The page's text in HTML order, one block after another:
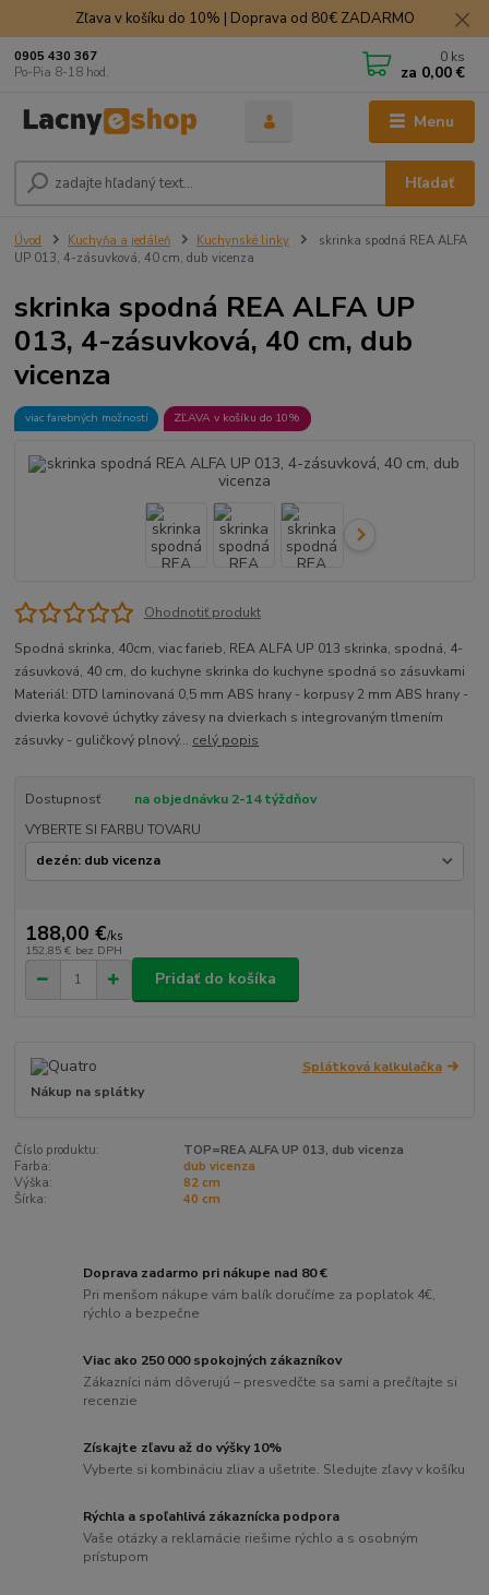
Zľava v košíku do 10% | Doprava od 80€ ZADARMO
Menu
Hľadať
0905 430 367
Po-Pia 8-18 hod.
0 ks
za 0,00 €
Úvod Kuchyňa a jedáleň Kuchynské linky
skrinka spodná REA ALFA
UP 013, 4-zásuvková, 40 cm, dub vicenza
skrinka spodná REA ALFA UP
013, 4-zásuvková, 40 cm, dub
vicenza
viac farebných možností ZĽAVA v košíku do 10%
Ohodnotiť produkt
Spodná skrinka, 40cm, viac farieb, REA ALFA UP 013 skrinka, spodná, 4-
zásuvková, 40 cm, do kuchyne skrinka do kuchyne spodná so zásuvkami
Materiál: DTD laminovaná 0,5 mm ABS hrany - korpusy 2 mm ABS hrany -
dvierka kovové úchytky závesy na dvierkach s integrovaným tlmením
zásuvky - guličkový plnový... celý popis
Dostupnosť
na objednávku 2-14 týždňov
VYBERTE SI FARBU TOVARU
188,00 €/ks
152,85 € bez DPH
Pridať do košíka
Splátková kalkulačka
Nákup na splátky
Číslo produktu:
TOP=REA ALFA UP 013, dub vicenza
Farba:
dub vicenza
Výška:
82 cm
Šírka:
40 cm
Doprava zadarmo pri nákupe nad 80 €
Pri menšom nákupe vám balík doručíme za poplatok 4€,
rýchlo a bezpečne
Viac ako 250 000 spokojných zákazníkov
Zákazníci nám dôverujú – presvedčte sa sami a prečítajte si
recenzie
Získajte zľavu až do výšky 10%
Vyberte si kombináciu zliav a ušetrite. Sledujte zľavy v košíku
Rýchla a spoľahlivá zákaznícka podpora
Vaše otázky a reklamácie riešime rýchlo a s osobným
prístupom